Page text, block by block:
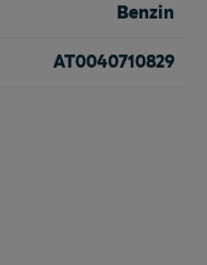
Benzin
AT0040710829